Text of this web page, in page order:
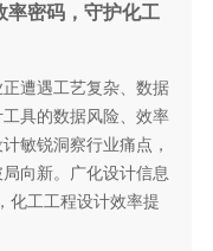
率密码，守护化工
遭遇工艺复杂、数据
具的数据风险、效率
敏锐洞察行业痛点，
向新。广化设计信息
化工工程设计效率提